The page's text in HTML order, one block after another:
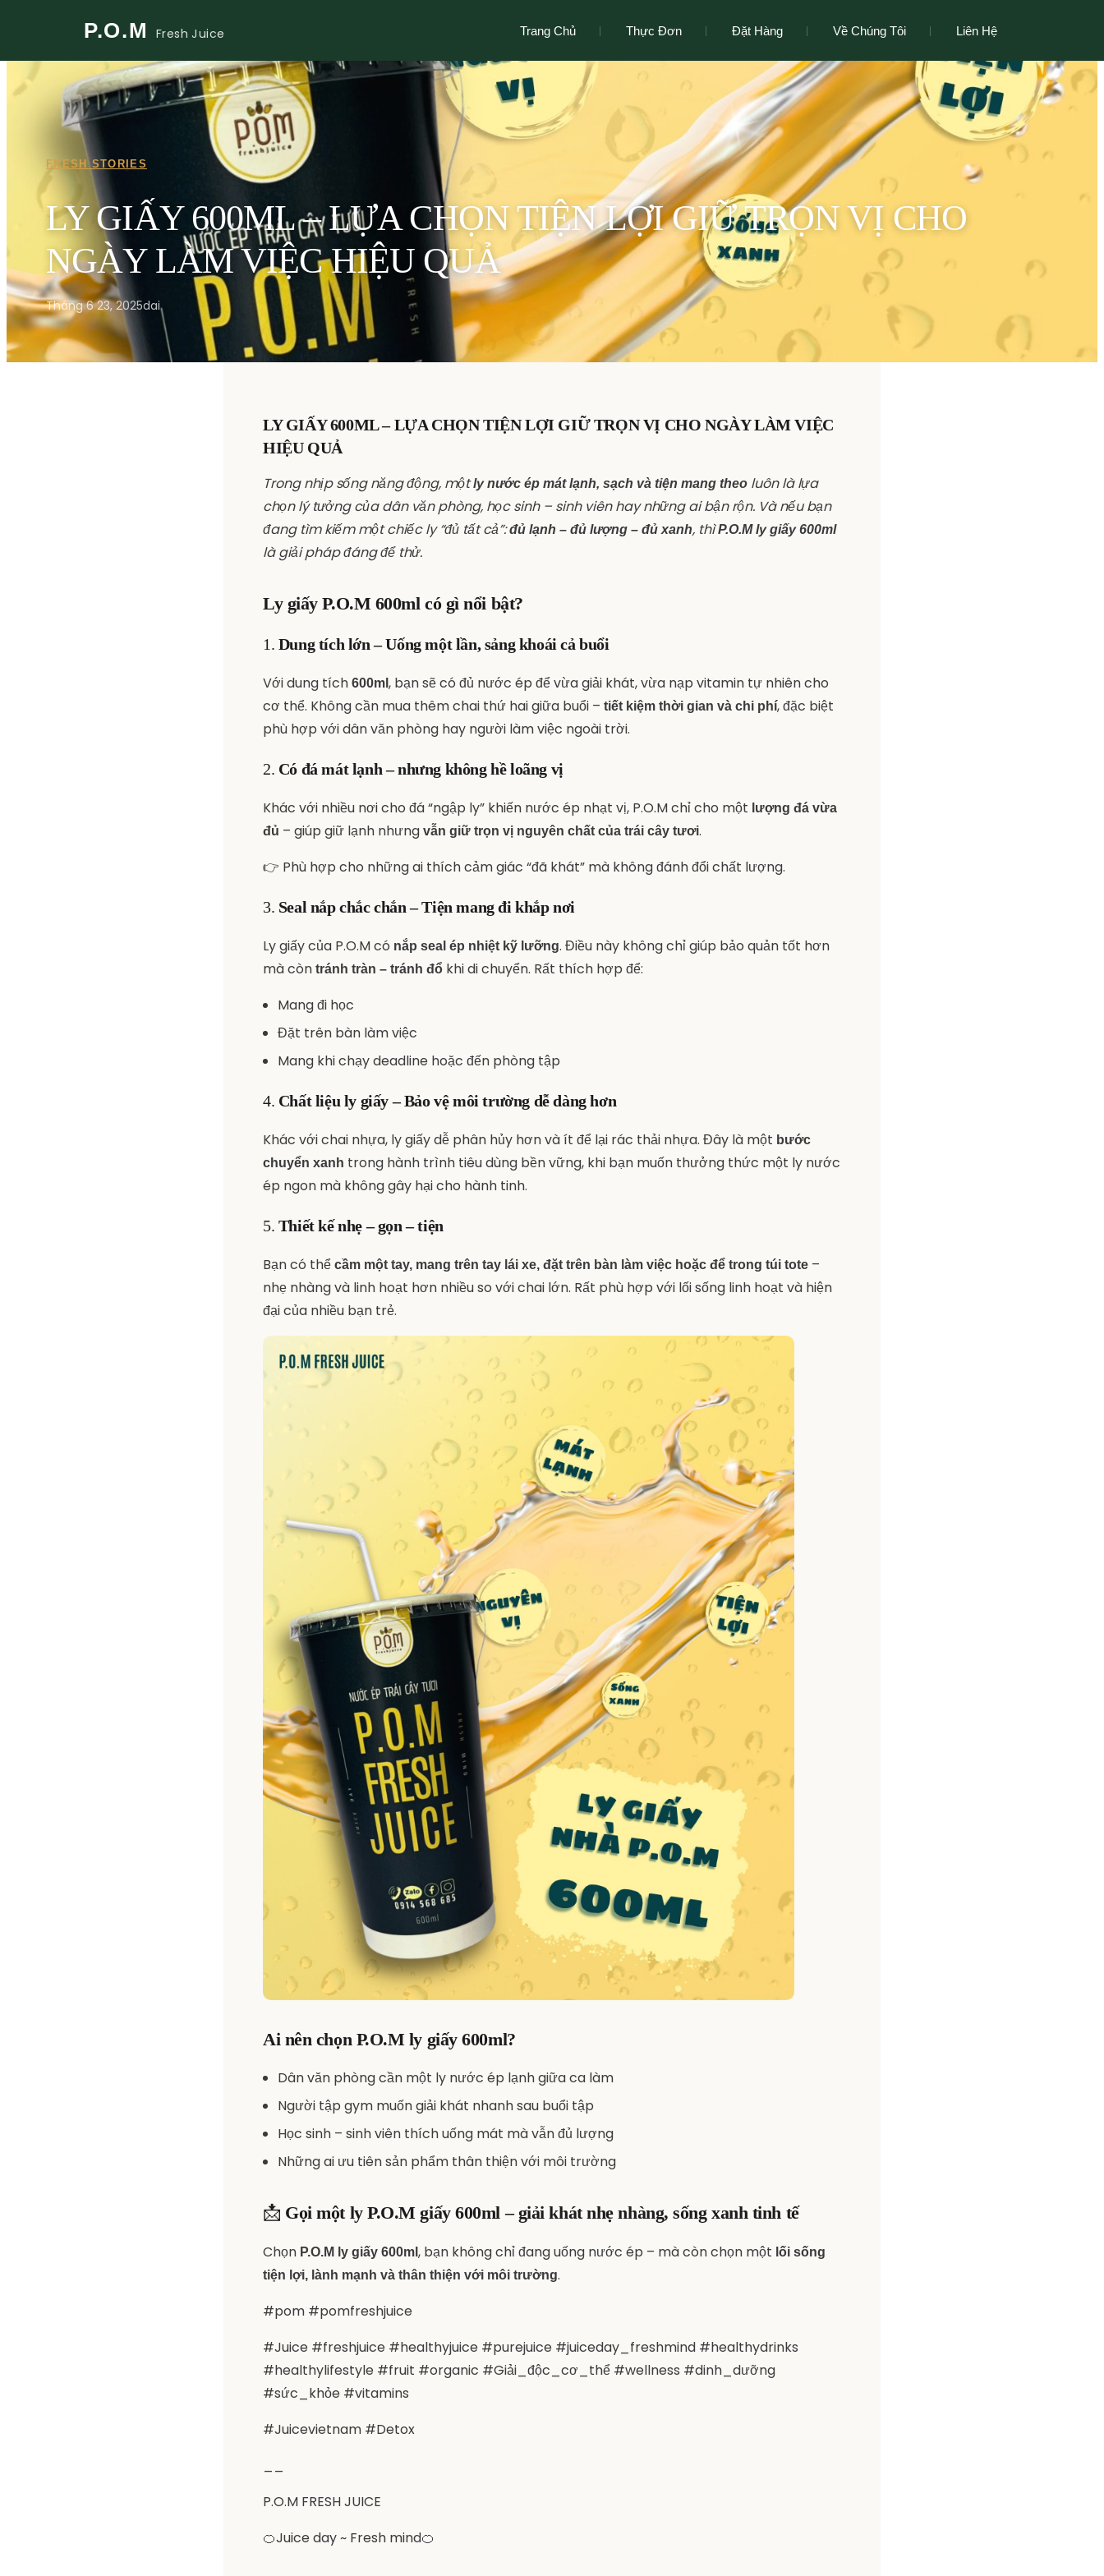
P.O.M Fresh Juice Trang Chủ Thực Đơn Đặt Hàng Về Chúng Tôi Liên Hệ
FRESH STORIES
LY GIẤY 600ML – LỰA CHỌN TIỆN LỢI GIỮ TRỌN VỊ CHO
NGÀY LÀM VIỆC HIỆU QUẢ
Tháng 6 23, 2025dai
LY GIẤY 600ML – LỰA CHỌN TIỆN LỢI GIỮ TRỌN VỊ CHO NGÀY LÀM VIỆC
HIỆU QUẢ
Trong nhịp sống năng động, mộtly nước ép mát lạnh, sạch và tiện mang theo luôn là lựa
chọn lý tưởng của dân văn phòng, học sinh – sinh viên hay những ai bận rộn. Và nếu bạn
đang tìm kiếm một chiếc ly “đủ tất cả”:đủ lạnh – đủ lượng – đủ xanh, thìP.O.M ly giấy 600ml
là giải pháp đáng để thử.
Ly giấy P.O.M 600ml có gì nổi bật?
1. Dung tích lớn – Uống một lần, sảng khoái cả buổi
Với dung tích 600ml , bạn sẽ có đủ nước ép để vừa giải khát, vừa nạp vitamin tự nhiên cho
cơ thể. Không cần mua thêm chai thứ hai giữa buổi – tiết kiệm thời gian và chi phí, đặc biệt
phù hợp với dân văn phòng hay người làm việc ngoài trời.
2. Có đá mát lạnh – nhưng không hề loãng vị
Khác với nhiều nơi cho đá “ngập ly” khiến nước ép nhạt vị, P.O.M chỉ cho một lượng đá vừa
đủ – giúp giữ lạnh nhưng vẫn giữ trọn vị nguyên chất của trái cây tươi.
👉 Phù hợp cho những ai thích cảm giác “đã khát” mà không đánh đổi chất lượng.
3. Seal nắp chắc chắn – Tiện mang đi khắp nơi
Ly giấy của P.O.M có nắp seal ép nhiệt kỹ lưỡng. Điều này không chỉ giúp bảo quản tốt hơn
mà còn tránh tràn – tránh đổ khi di chuyển. Rất thích hợp để:
Mang đi học
Đặt trên bàn làm việc
Mang khi chạy deadline hoặc đến phòng tập
4. Chất liệu ly giấy – Bảo vệ môi trường dễ dàng hơn
Khác với chai nhựa, ly giấy dễ phân hủy hơn và ít để lại rác thải nhựa. Đây là một bước
chuyển xanh trong hành trình tiêu dùng bền vững, khi bạn muốn thưởng thức một ly nước
ép ngon mà không gây hại cho hành tinh.
5. Thiết kế nhẹ – gọn – tiện
Bạn có thể cầm một tay, mang trên tay lái xe, đặt trên bàn làm việc hoặc để trong túi tote –
nhẹ nhàng và linh hoạt hơn nhiều so với chai lớn. Rất phù hợp với lối sống linh hoạt và hiện
đại của nhiều bạn trẻ.
Ai nên chọn P.O.M ly giấy 600ml?
Dân văn phòng cần một ly nước ép lạnh giữa ca làm
Người tập gym muốn giải khát nhanh sau buổi tập
Học sinh – sinh viên thích uống mát mà vẫn đủ lượng
Những ai ưu tiên sản phẩm thân thiện với môi trường
📩 Gọi một ly P.O.M giấy 600ml – giải khát nhẹ nhàng, sống xanh tinh tế
Chọn P.O.M ly giấy 600ml , bạn không chỉ đang uống nước ép – mà còn chọn một lối sống
tiện lợi, lành mạnh và thân thiện với môi trường.
#pom #pomfreshjuice
#Juice #freshjuice #healthyjuice #purejuice #juiceday_freshmind #healthydrinks
#healthylifestyle #fruit #organic #Giải_độc_cơ_thể #wellness #dinh_dưỡng
#sức_khỏe #vitamins
#Juicevietnam #Detox
P.O.M FRESH JUICE
🍊Juice day ~ Fresh mind🍊